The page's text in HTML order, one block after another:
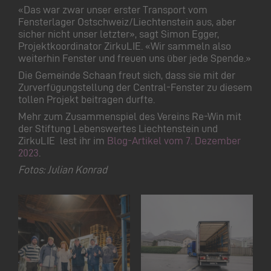
«Das war zwar unser erster Transport vom
Fensterlager Ostschweiz/Liechtenstein aus, aber
sicher nicht unser letzter», sagt Simon Egger,
Projektkoordinator ZirkuLIE. «Wir sammeln also
weiterhin Fenster und freuen uns über jede Spende.»
Die Gemeinde Schaan freut sich, dass sie mit der
Zurverfügungstellung der Central-Fenster zu diesem
tollen Projekt beitragen durfte.
Mehr zum Zusammenspiel des Vereins Re-Win mit
der Stiftung Lebenswertes Liechtenstein und
ZirkuLIE lest ihr im Blog-Artikel vom 7. Dezember
2023
Fotos: Julian Konrad